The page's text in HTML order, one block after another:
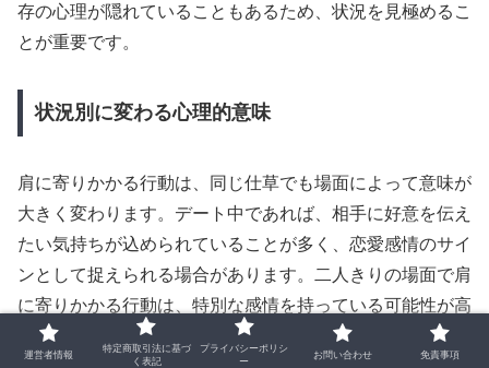
存の心理が隠れていることもあるため、状況を見極めるこ
とが重要です。
状況別に変わる心理的意味
肩に寄りかかる行動は、同じ仕草でも場面によって意味が
大きく変わります。デート中であれば、相手に好意を伝え
たい気持ちが込められていることが多く、恋愛感情のサイ
ンとして捉えられる場合があります。二人きりの場面で肩
に寄りかかる行動は、特別な感情を持っている可能性が高
く、相手に「もっと近づきたい」という気持ちを示してい
運営者情報
特定商取引法に基づ
く表記
プライバシーポリシ
ー
お問い合わせ 免責事項